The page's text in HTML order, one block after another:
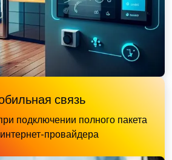
связь
подключении полного пакета
провайдера